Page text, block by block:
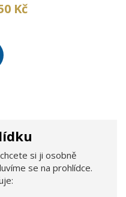
Kč
si ji osobně
se na prohlídce.